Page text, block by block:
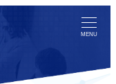
MENU